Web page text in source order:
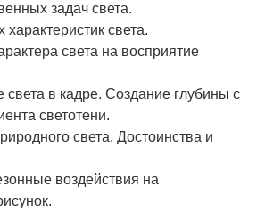
задач света.
света.
света на восприятие
света в кадре. Создание глубины с
светотени.
света. Достоинства и
воздействия на